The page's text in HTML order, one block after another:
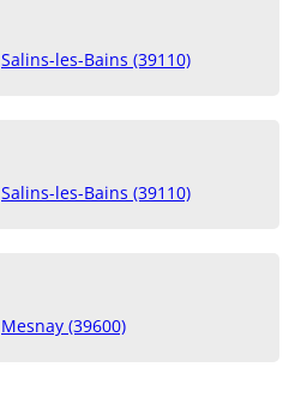
Salins-les-Bains (39110)
Salins-les-Bains (39110)
Mesnay (39600)